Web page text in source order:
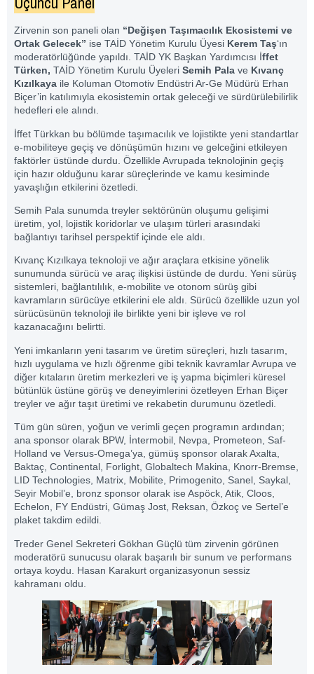
Zirvenin son paneli olan “Değişen Taşımacılık Ekosistemi ve
Ortak Gelecek” ise TAİD Yönetim Kurulu Üyesi Kerem Taş‘ın
moderatörlüğünde yapıldı. TAİD YK Başkan Yardımcısı İffet
Türken, TAİD Yönetim Kurulu Üyeleri Semih Pala ve Kıvanç
Kızılkaya ile Koluman Otomotiv Endüstri Ar-Ge Müdürü Erhan
Biçer’in katılımıyla ekosistemin ortak geleceği ve sürdürülebilirlik
hedefleri ele alındı.
İffet Türkkan bu bölümde taşımacılık ve lojistikte yeni standartlar
e-mobiliteye geçiş ve dönüşümün hızını ve gelceğini etkileyen
faktörler üstünde durdu. Özellikle Avrupada teknolojinin geçiş
için hazır olduğunu karar süreçlerinde ve kamu kesiminde
yavaşlığın etkilerini özetledi.
Semih Pala sunumda treyler sektörünün oluşumu gelişimi
üretim, yol, lojistik koridorlar ve ulaşım türleri arasındaki
bağlantıyı tarihsel perspektif içinde ele aldı.
Kıvanç Kızılkaya teknoloji ve ağır araçlara etkisine yönelik
sunumunda sürücü ve araç ilişkisi üstünde de durdu. Yeni sürüş
sistemleri, bağlantılılık, e-mobilite ve otonom sürüş gibi
kavramların sürücüye etkilerini ele aldı. Sürücü özellikle uzun yol
sürücüsünün teknoloji ile birlikte yeni bir işleve ve rol
kazanacağını belirtti.
Yeni imkanların yeni tasarım ve üretim süreçleri, hızlı tasarım,
hızlı uygulama ve hızlı öğrenme gibi teknik kavramlar Avrupa ve
diğer kıtaların üretim merkezleri ve iş yapma biçimleri küresel
bütünlük üstüne görüş ve deneyimlerini özetleyen Erhan Biçer
treyler ve ağır taşıt üretimi ve rekabetin durumunu özetledi.
Tüm gün süren, yoğun ve verimli geçen programın ardından;
ana sponsor olarak BPW, İntermobil, Nevpa, Prometeon, Saf-
Holland ve Versus-Omega’ya, gümüş sponsor olarak Axalta,
Baktaç, Continental, Forlight, Globaltech Makina, Knorr-Bremse,
LID Technologies, Matrix, Mobilite, Primogenito, Sanel, Saykal,
Seyir Mobil’e, bronz sponsor olarak ise Aspöck, Atik, Cloos,
Echelon, FY Endüstri, Gümaş Jost, Reksan, Özkoç ve Sertel’e
plaket takdim edildi.
Treder Genel Sekreteri Gökhan Güçlü tüm zirvenin görünen
moderatörü sunucusu olarak başarılı bir sunum ve performans
ortaya koydu. Hasan Karakurt organizasyonun sessiz
kahramanı oldu.